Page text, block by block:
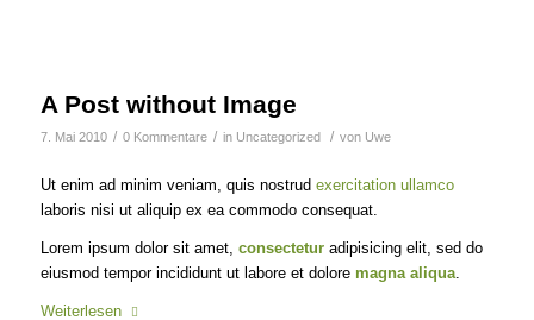
A Post without Image
7. Mai 2010 / 0 Kommentare / in Uncategorized / von Uwe
Ut enim ad minim veniam, quis nostrud exercitation ullamco
laboris nisi ut aliquip ex ea commodo consequat.
Lorem ipsum dolor sit amet, consecteturadipisicing elit, sed do
eiusmod tempor incididunt ut labore et dolore magna aliqua.
Weiterlesen